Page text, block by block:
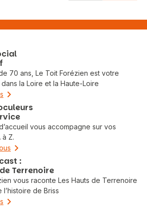
70 ans, Le Toit Forézien est votre
la Loire et la Haute-Loire
vous accompagne sur vos
Z.
:
Terrenoire
vous raconte Les Hauts de Terrenoire
l’histoire de Briss